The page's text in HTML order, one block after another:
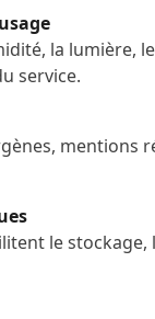
la lumière,
service.
le